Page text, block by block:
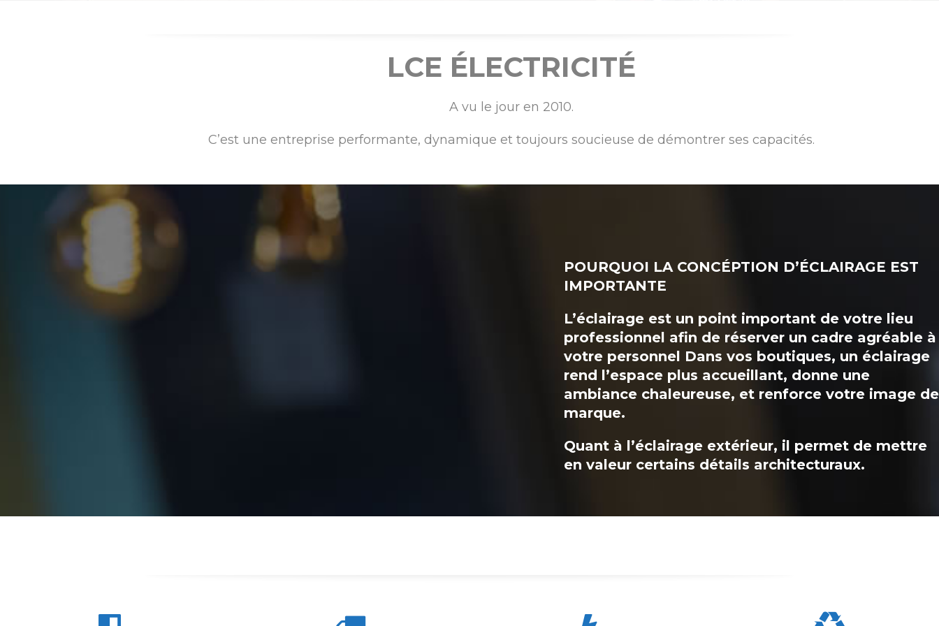
LCE ÉLECTRICITÉ
A vu le jour en 2010.
C’est une entreprise performante, dynamique et toujours soucieuse de démontrer ses capacités.
POURQUOI LA CONCÉPTION D’ÉCLAIRAGE EST
IMPORTANTE
L’éclairage est un point important de votre lieu
professionnel afin de réserver un cadre agréable à
votre personnel Dans vos boutiques, un éclairage
rend l’espace plus accueillant, donne une
ambiance chaleureuse, et renforce votre image de
marque.
Quant à l’éclairage extérieur, il permet de mettre
en valeur certains détails architecturaux.